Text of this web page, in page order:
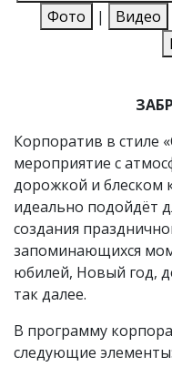
Фото
| Видео
Корпоратив в стиле
мероприятие с
дорожкой и блеском
идеально подойдёт
создания
запоминающихся
юбилей, Новый год,
так далее.
В программу
следующие элементы: